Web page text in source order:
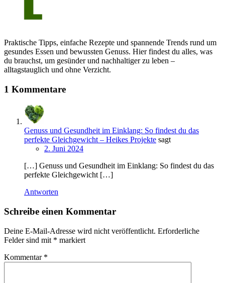
Praktische Tipps, einfache Rezepte und spannende Trends rund um
gesundes Essen und bewussten Genuss. Hier findest du alles, was
du brauchst, um gesünder und nachhaltiger zu leben –
alltagstauglich und ohne Verzicht.
1 Kommentare
Genuss und Gesundheit im Einklang: So findest du das
perfekte Gleichgewicht – Heikes Projekte sagt
2. Juni 2024
[…] Genuss und Gesundheit im Einklang: So findest du das
perfekte Gleichgewicht […]
Antworten
Schreibe einen Kommentar
Deine E-Mail-Adresse wird nicht veröffentlicht. Erforderliche
Felder sind mit * markiert
Kommentar *